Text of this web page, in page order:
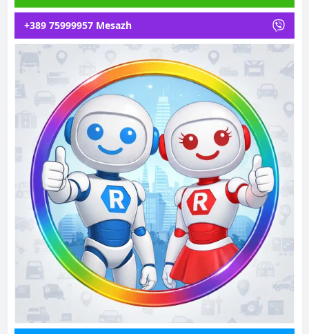
+389 75999957 Mesazh